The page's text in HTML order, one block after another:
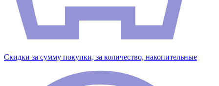
Скидки за сумму покупки, за количество, накопительные